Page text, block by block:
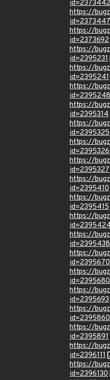
id=2373442
https://
id=2373447
https://
id=2373692
https://
id=2395231
https://
id=2395241
https://
id=2395248
https://
id=2395314
https://
id=2395325
https://
id=2395326
https://
id=2395327
https://
id=2395410
https://
id=2395415
https://
https://
id=2395438
https://
id=2395670
https://
id=2395680
https://
id=2395693
https://
id=2395860
https://
id=2395891
https://
id=2396111
https://
id=2396130